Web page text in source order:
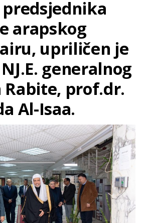
arapskog
upriličen je
generalnog
prof.dr.
Al-Isaa.